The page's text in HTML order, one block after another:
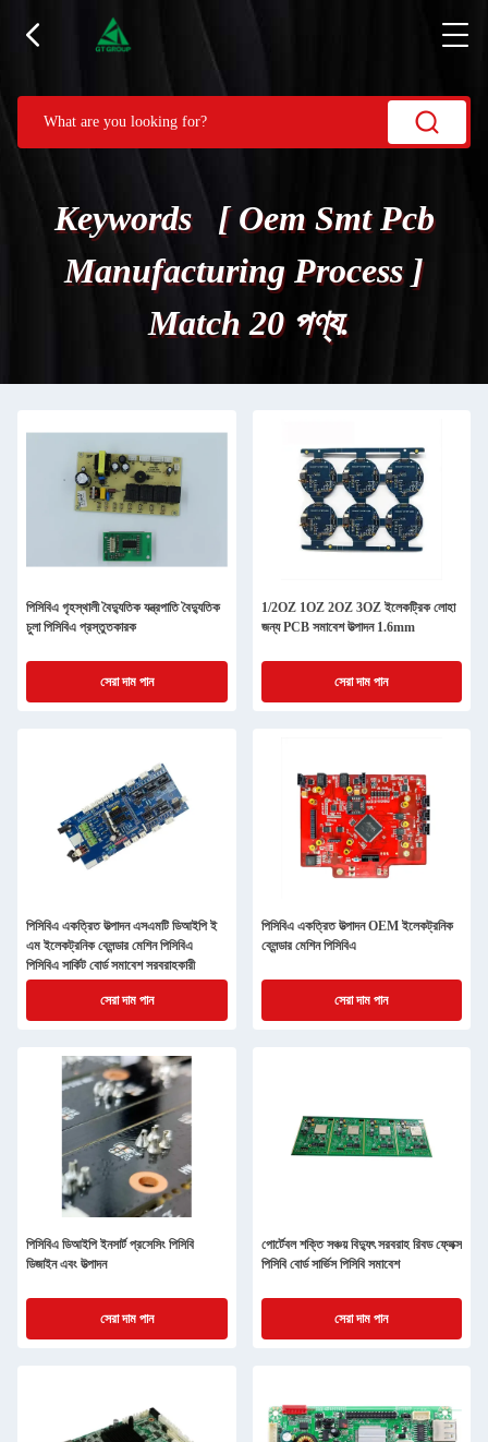
Keywords [ Oem Smt Pcb
Manufacturing Process ]
Match 20 পণ্য.
পিসিবিএ গৃহস্থালী বৈদ্যুতিক যন্ত্রপাতি বৈদ্যুতিক
চুলা পিসিবিএ প্রস্তুতকারক
সেরা দাম পান
1/2OZ 1OZ 2OZ 3OZ ইলেকট্রিক লোহা
জন্য PCB সমাবেশ উত্পাদন 1.6mm
সেরা দাম পান
পিসিবিএ একত্রিত উত্পাদন এসএমটি ডিআইপি ই
এম ইলেকট্রনিক ব্লেন্ডার মেশিন পিসিবিএ
পিসিবিএ সার্কিট বোর্ড সমাবেশ সরবরাহকারী
সেরা দাম পান
পিসিবিএ একত্রিত উত্পাদন OEM ইলেকট্রনিক
ব্লেন্ডার মেশিন পিসিবিএ
সেরা দাম পান
পিসিবিএ ডিআইপি ইনসার্ট প্রসেসিং পিসিবি
ডিজাইন এবং উত্পাদন
সেরা দাম পান
পোর্টেবল শক্তি সঞ্চয় বিদ্যুৎ সরবরাহ রিবড ফ্লেক্স
পিসিবি বোর্ড সার্ভিস পিসিবি সমাবেশ
সেরা দাম পান